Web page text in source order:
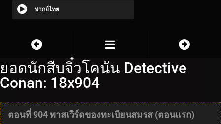
พากย์ไทย
ยอดนักสืบจิ๋วโคนัน Detective
Conan: 18x904
ตอนที่ 904 พาสเวิร์ดของทะเบียนสมรส (ตอนแรก)